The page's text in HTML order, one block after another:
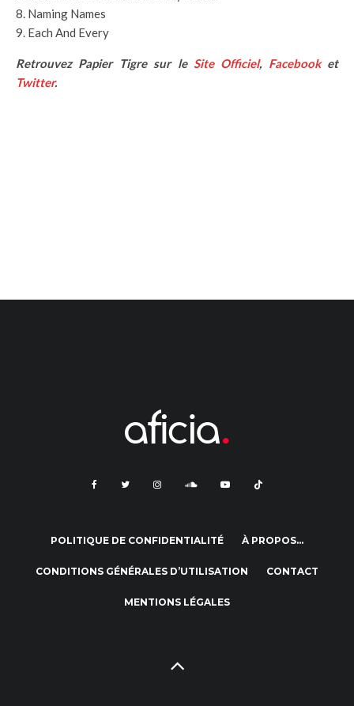
Naming Names
Each And Every
Retrouvez Papier Tigre sur le Site Officiel, Facebooket
Twitter.
POLITIQUE DE CONFIDENTIALITÉ À PROPOS…
CONDITIONS GÉNÉRALES D’UTILISATION CONTACT
MENTIONS LÉGALES